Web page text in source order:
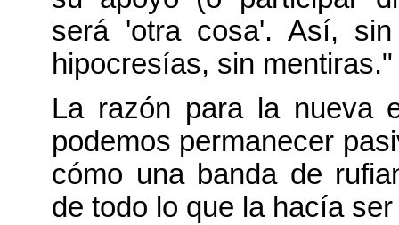
será 'otra cosa'. Así,
hipocresías, sin mentiras."
La razón para la nueva
podemos permanecer
cómo una banda de
de todo lo que la hacía